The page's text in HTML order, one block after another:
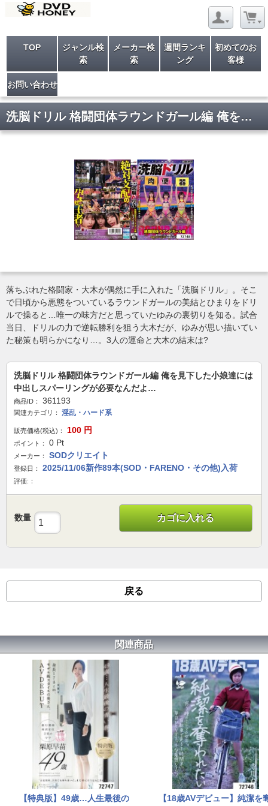
TOP
ジャンル検
索
メーカー検
索
週間ランキ
ング
初めてのお
客様
お問い合わせ
洗脳ドリル 格闘団体ラウンドガール編 俺を見下した小娘達には中出しスパーリングが必要なんだよ…
落ちぶれた格闘家・大木が偶然に手に入れた「洗脳ドリル」。そこ
で日頃から悪態をついているラウンドガールの美結とひまりをドリ
ルで操ると…唯一の味方だと思っていたゆみの裏切りを知る。試合
当日、ドリルの力で逆転勝利を狙う大木だが、ゆみが思い描いてい
た秘策も明らかになり…。3人の運命と大木の結末は?
洗脳ドリル 格闘団体ラウンドガール編 俺を見下した小娘達には
中出しスパーリングが必要なんだよ…
商品ID： 361193
関連カテゴリ： 淫乱・ハード系
販売価格(税込)： 100 円
ポイント： 0 Pt
メーカー： SODクリエイト
登録日： 2025/11/06新作89本(SOD・FARENO・その他)入荷
評価:：
数量 カゴに入れる
戻る
関連商品
【特典版】49歳…人生最後の 【18歳AVデビュー】純潔を